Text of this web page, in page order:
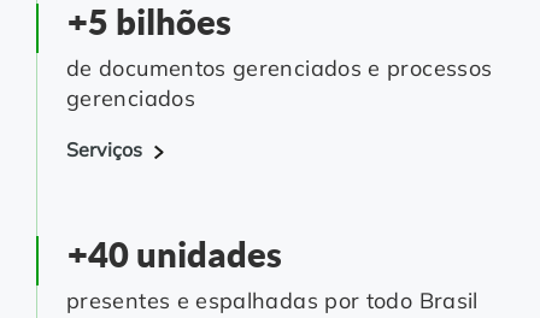
+5 bilhões
de documentos gerenciados e processos
gerenciados
Serviços
+40 unidades
presentes e espalhadas por todo Brasil